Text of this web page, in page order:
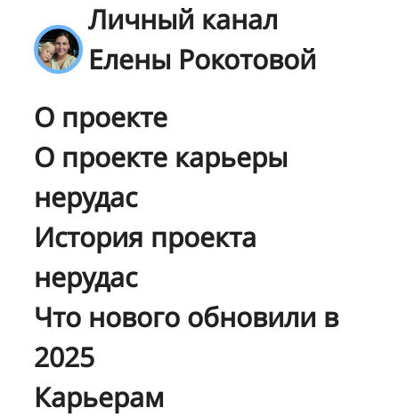
Личный канал
Елены Рокотовой
О проекте
О проекте карьеры
нерудас
История проекта
нерудас
Что нового обновили в
2025
Карьерам